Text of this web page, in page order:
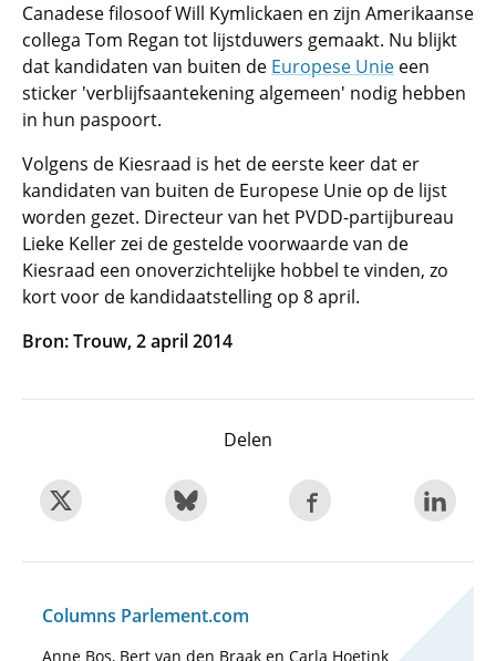
Canadese filosoof Will Kymlickaen en zijn Amerikaanse
collega Tom Regan tot lijstduwers gemaakt. Nu blijkt
dat kandidaten van buiten de Europese Unie een
sticker 'verblijfsaantekening algemeen' nodig hebben
in hun paspoort.
Volgens de Kiesraad is het de eerste keer dat er
kandidaten van buiten de Europese Unie op de lijst
worden gezet. Directeur van het PVDD-partijbureau
Lieke Keller zei de gestelde voorwaarde van de
Kiesraad een onoverzichtelijke hobbel te vinden, zo
kort voor de kandidaatstelling op 8 april.
Bron: Trouw, 2 april 2014
Delen
Columns Parlement.com
Anne Bos, Bert van den Braak en Carla Hoetink